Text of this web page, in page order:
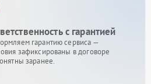
с гарантией
гарантию сервиса —
зафиксированы в договоре
заранее.